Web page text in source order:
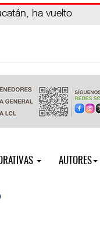
mundial
AUTORES